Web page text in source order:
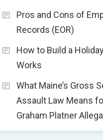
Pros and Cons of
Records (EOR)
How to Build a
Works
What Maine’s Gross
Assault Law Means
Graham Platner